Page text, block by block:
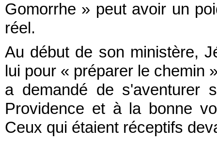
Gomorrhe » peut avoir un
réel.
Au début de son ministère,
lui pour « préparer le chemin
a demandé de s'aventurer
Providence et à la bonne
Ceux qui étaient réceptifs